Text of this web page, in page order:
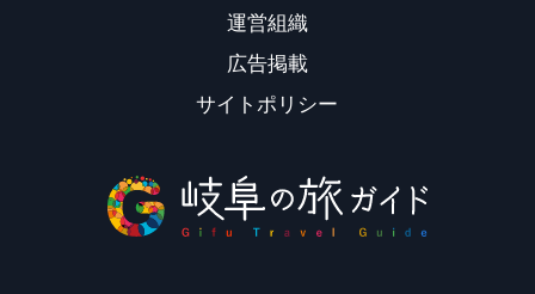
運営組織
広告掲載
サイトポリシー